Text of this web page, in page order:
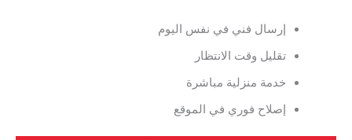
إرسال فني في نفس اليوم
تقليل وقت الانتظار
خدمة منزلية مباشرة
إصلاح فوري في الموقع